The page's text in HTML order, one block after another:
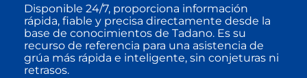
Disponible 24/7, proporciona información
rápida, fiable y precisa directamente desde la
base de conocimientos de Tadano. Es su
recurso de referencia para una asistencia de
grúa más rápida e inteligente, sin conjeturas ni
retrasos.